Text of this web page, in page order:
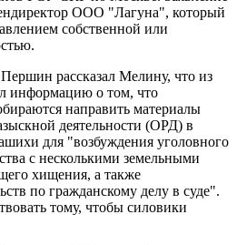
ООО "Лагуна", который
собственной или
рассказал Мелину, что из
информацию о том, что
направить материалы
деятельности (ОРД) в
для "возбуждения уголовного
с несколькими земельными
хищения, а также
по гражданскому делу в суде".
тому, чтобы силовики